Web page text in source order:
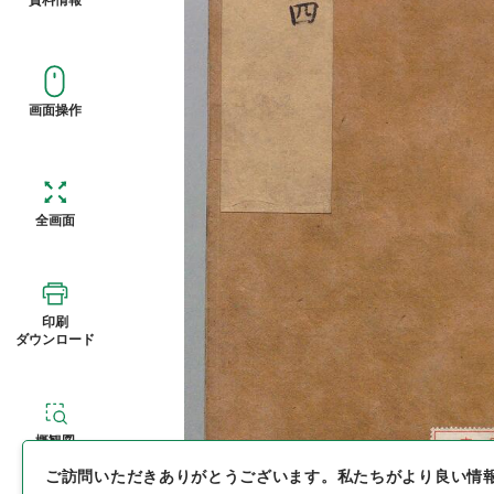
画面操作
全画面
印刷
ダウンロード
概観図
ご訪問いただきありがとうございます。 私たちがより良い情